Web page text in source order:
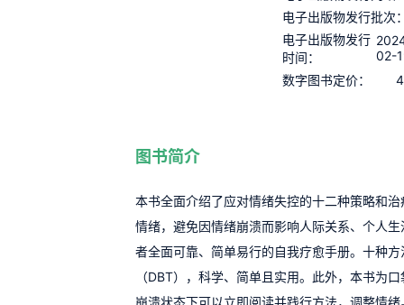
电子出版物发行批次
电子出版物发行
时间：
02-
数字图书定价：
图书简介
本书全面介绍了应对情绪失控的十二种策略和
情绪，避免因情绪崩溃而影响人际关系、个人
者全面可靠、简单易行的自我疗愈手册。十种
（DBT），科学、简单且实用。此外，本书为
崩溃状态下可以立即阅读并践行方法，调整情